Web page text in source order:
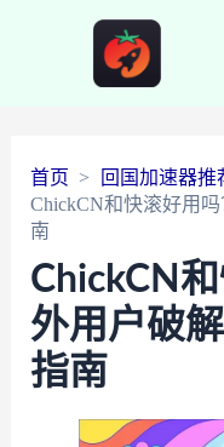
首页
回国加速器推
ChickCN和快滚好用
南
ChickCN
外用户破
指南